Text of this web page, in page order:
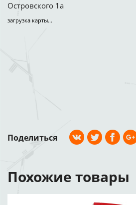
Островского 1а
загрузка карты...
Поделиться
Похожие товары